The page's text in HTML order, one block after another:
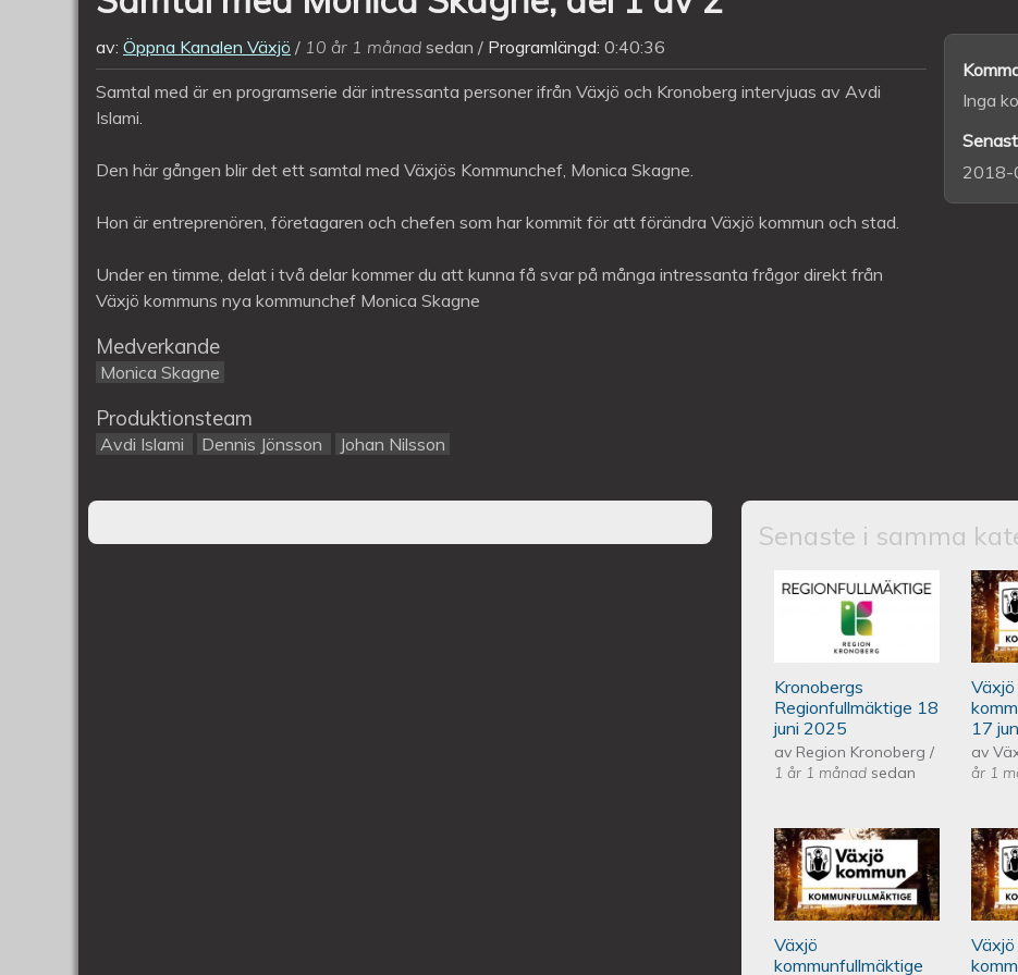
av: Öppna Kanalen Växjö 10 år 1 månad sedan Programlängd: 0:40:36
Samtal med är en programserie där intressanta personer ifrån Växjö och Kronoberg intervjuas av Avdi
Islami.
Den här gången blir det ett samtal med Växjös Kommunchef, Monica Skagne.
Hon är entreprenören, företagaren och chefen som har kommit för att förändra Växjö kommun och stad.
Under en timme, delat i två delar kommer du att kunna få svar på många intressanta frågor direkt från
Växjö kommuns nya kommunchef Monica Skagne
Medverkande
Monica Skagne
Produktionsteam
Avdi Islami Dennis Jönsson Johan Nilsson
Inga
2018-
Senaste i samma
Kronobergs
Kronobergs
Regionfullmäktige 18
juni 2025
av Region Kronoberg/
1 år 1 månad sedan
Växjö
17
av
år 1
Växjös
Växjö
kommunfullmäktige
Växjö